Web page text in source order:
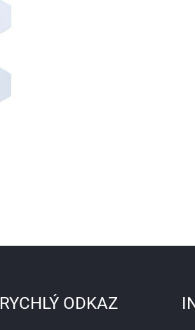
RYCHLÝ ODKAZ